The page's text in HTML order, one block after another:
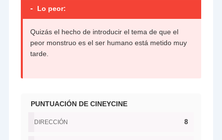
- Lo peor:
Quizás el hecho de introducir el tema de que el
peor monstruo es el ser humano está metido muy
tarde.
PUNTUACIÓN DE CINEYCINE
DIRECCIÓN 8